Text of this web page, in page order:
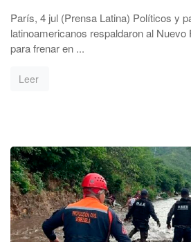
París, 4 jul (Prensa Latina) Políticos y
latinoamericanos respaldaron al Nuevo
para frenar en ...
Leer